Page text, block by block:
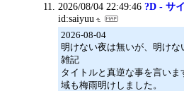
2026/08/04 22:49:46 ?D - サ
id:saiyuu
2026-08-04
明けない夜は無いが、明けな
雑記
タイトルと真逆な事を言い
域も梅雨明けしました。